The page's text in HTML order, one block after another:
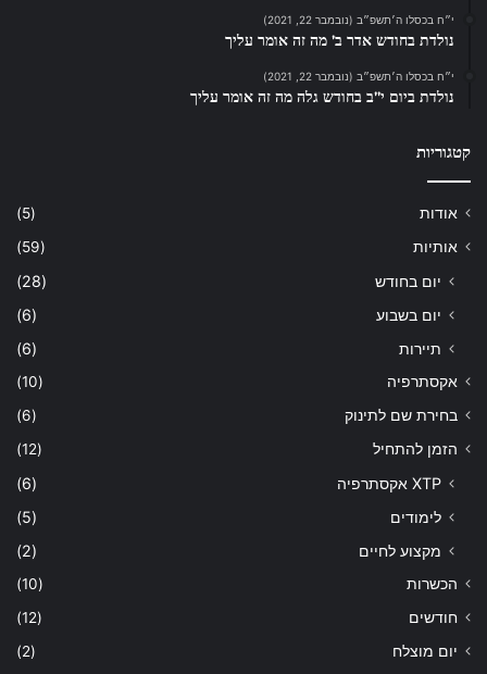
י״ח בכסלו ה׳תשפ״ב (נובמבר 22, 2021)
נולדת בחודש אדר ב’ מה זה אומר עליך
י״ח בכסלו ה׳תשפ״ב (נובמבר 22, 2021)
נולדת ביום י”ב בחודש גלה מה זה אומר עליך
קטגוריות
אודות
(5)
אותיות
(59)
יום בחודש
(28)
יום בשבוע
(6)
תיירות
(6)
אקסתרפיה
(10)
בחירת שם לתינוק
(6)
הזמן להתחיל
(12)
XTP אקסתרפיה
(6)
לימודים
(5)
מקצוע לחיים
(2)
הכשרות
(10)
חודשים
(12)
יום מוצלח
(2)